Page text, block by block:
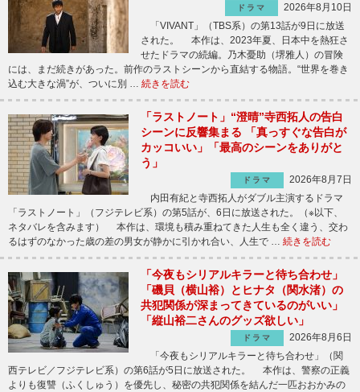
ドラマ
2026年8月10日
「VIVANT」（TBS系）の第13話が9日に放送
された。 本作は、2023年夏、日本中を熱狂さ
せたドラマの続編。乃木憂助（堺雅人）の冒険
には、まだ続きがあった。前作のラストシーンから直結する物語。“世界を巻き
込む大きな渦”が、ついに別 … 続きを読む
「ラストノート」“澄晴”寺西拓人の告白
シーンに反響集まる 「真っすぐな告白が
カッコいい」「最高のシーンをありがと
う」
ドラマ
2026年8月7日
内田有紀と寺西拓人がダブル主演するドラマ
「ラストノート」（フジテレビ系）の第5話が、6日に放送された。（※以下、
ネタバレを含みます） 本作は、環境も積み重ねてきた人生も全く違う、交わ
るはずのなかった歳の差の男女が静かに引かれ合い、人生で … 続きを読む
「今夜もシリアルキラーと待ち合わせ」
「磯貝（横山裕）とヒナタ（関水渚）の
共犯関係が深まってきているのがいい」
「縦山裕二さんのグッズ欲しい」
ドラマ
2026年8月6日
「今夜もシリアルキラーと待ち合わせ」（関
西テレビ／フジテレビ系）の第6話が5日に放送された。 本作は、警察の正義
よりも復讐（ふくしゅう）を優先し、秘密の共犯関係を結んだ一匹おおかみの